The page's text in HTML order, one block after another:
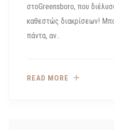
στοGreensboro, που
καθεστώς διακρίσεων!
πάντα, αν..
READ MORE